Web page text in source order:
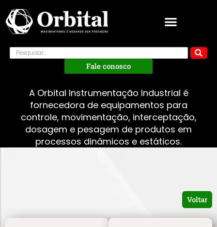
Fale conosco
A Orbital Instrumentação Industrial é
fornecedora de equipamentos para
controle, movimentação, interceptação,
dosagem e pesagem de produtos em
processos dinâmicos e estáticos.
Voltar